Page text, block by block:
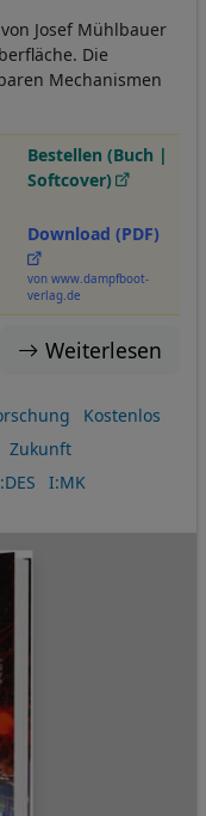
Josef Mühlbauer
Die
Mechanismen
Bestellen (Buch |
Softcover)
Download (PDF)
von www.dampfboot-
verlag.de
Weiterlesen
Kostenlos
Zukunft
I:MK